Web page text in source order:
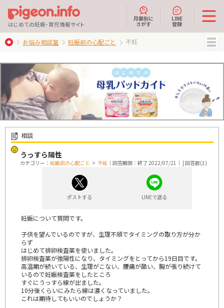
はじめての妊娠・育児情報サイト
月齢別に
さがす
LINE
登録
お悩み相談室 妊娠前の心配ごと 不妊
相談
うっすら陽性
カテゴリー： 妊娠前の心配ごと > 不妊 ｜回答期限：終了 2022/07/21｜ | 回答数(1)
ポストする LINEで送る
妊娠について質問です。
子供を望んでいるのですが、生理不順でタイミングの取り方が分か
らず
はじめて排卵検査薬を使いました。
排卵検査薬が強陽性になり、タイミングをとってから19日目です。
高温期が続いている、生理がこない、腰痛が酷い、胸が張り続けて
いるので妊娠検査薬をしたところ
すぐにうっすら線が出ました。
10分後くらいにみたら線は濃くなっていました。
これは期待してもいいのでしょうか？